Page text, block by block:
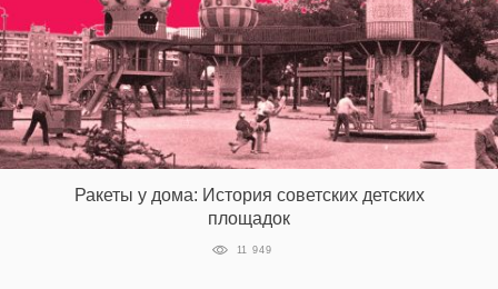
Ракеты у дома: История советских детских
площадок
11 949